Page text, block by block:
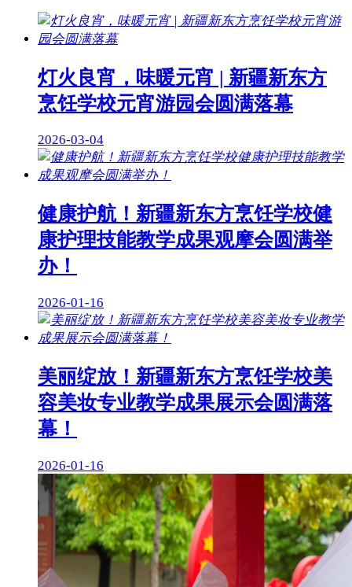
灯火良宵，味暖元宵 | 新疆新东方
烹饪学校元宵游园会圆满落幕
2026-03-04
健康护航！新疆新东方烹饪学校健
康护理技能教学成果观摩会圆满举
办！
2026-01-16
美丽绽放！新疆新东方烹饪学校美
容美妆专业教学成果展示会圆满落
幕！
2026-01-16